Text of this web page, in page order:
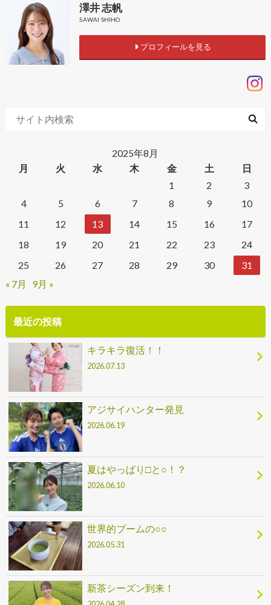
澤井 志帆
SAWAI SHIHO
プロフィールを見る
2025年8月
月
火 水 木 金 土
日
1
2
3
4
5 6 7 8 9
10
11
12 13 14 15 16
17
18
19 20 21 22 23
24
25
26 27 28 29 30
31
« 7月
9月 »
最近の投稿
キラキラ復活！！
2026.07.13
アジサイハンター発見
2026.06.19
夏はやっぱり□と○！？
2026.06.10
世界的ブームの○○
2026.05.31
新茶シーズン到来！